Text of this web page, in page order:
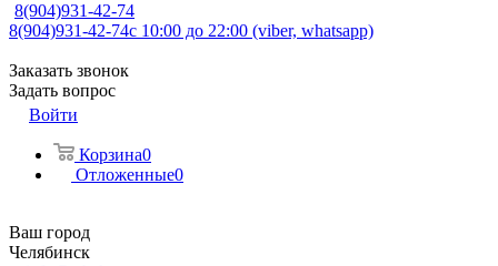
8(904)931-42-74
8(904)931-42-74с 10:00 до 22:00 (viber, whatsapp)
Заказать звонок
Задать вопрос
Войти
Корзина0
Отложенные0
Ваш город
Челябинск